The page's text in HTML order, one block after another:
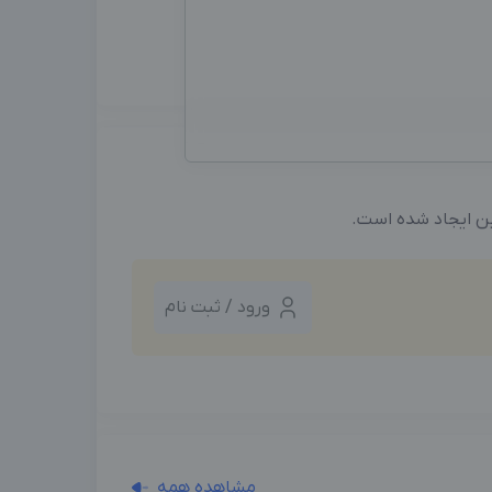
ایجاد شده است.
ورود / ثبت نام
مشاهده همه